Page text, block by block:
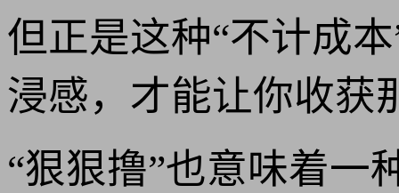
但正是这种“不计成
浸感，才能让你收获
“狠狠撸”也意味着一